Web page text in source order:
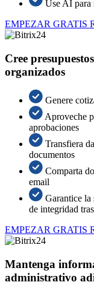
Use AI para
EMPEZAR GRATIS
Cree
organizados
Genere
Aproveche
aprobaciones
Transfiera
documentos
Comparta
email
Garantice la
de integridad
EMPEZAR GRATIS
Mantenga
administrativo